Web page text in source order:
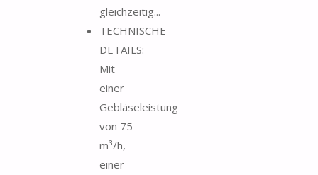
gleichzeitig...
TECHNISCHE
DETAILS:
Mit
einer
Gebläseleistung
von 75
m³/h,
einer